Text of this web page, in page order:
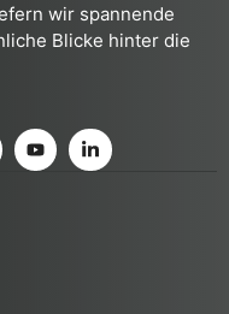
wir spannende
Blicke hinter die